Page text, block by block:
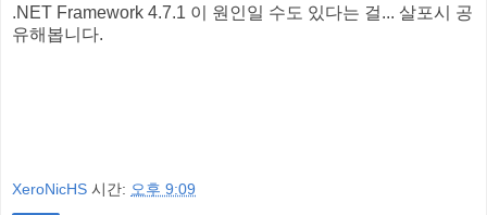
.NET Framework 4.7.1 이 원인일 수도 있다는 걸... 살포시 공
유해봅니다.
XeroNicHS 시간: 오후 9:09